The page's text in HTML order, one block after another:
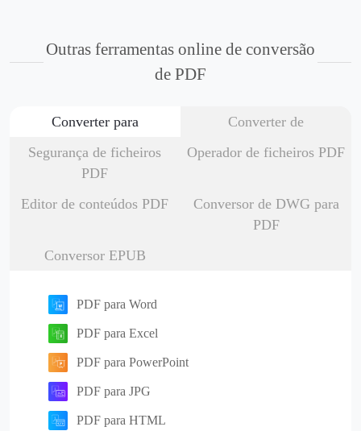
Outras ferramentas online de conversão
de PDF
Converter para
Converter de
Segurança de ficheiros
PDF
Operador de ficheiros PDF
Editor de conteúdos PDF
Conversor de DWG para
PDF
Conversor EPUB
PDF para Word
PDF para Excel
PDF para PowerPoint
PDF para JPG
PDF para HTML